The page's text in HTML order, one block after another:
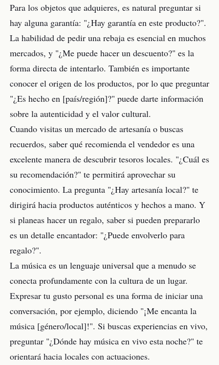
Para los objetos que adquieres, es natural preguntar si
hay alguna garantía: "¿Hay garantía en este producto?".
La habilidad de pedir una rebaja es esencial en muchos
mercados, y "¿Me puede hacer un descuento?" es la
forma directa de intentarlo. También es importante
conocer el origen de los productos, por lo que preguntar
"¿Es hecho en [país/región]?" puede darte información
sobre la autenticidad y el valor cultural.
Cuando visitas un mercado de artesanía o buscas
recuerdos, saber qué recomienda el vendedor es una
excelente manera de descubrir tesoros locales. "¿Cuál es
su recomendación?" te permitirá aprovechar su
conocimiento. La pregunta "¿Hay artesanía local?" te
dirigirá hacia productos auténticos y hechos a mano. Y
si planeas hacer un regalo, saber si pueden prepararlo
es un detalle encantador: "¿Puede envolverlo para
regalo?".
La música es un lenguaje universal que a menudo se
conecta profundamente con la cultura de un lugar.
Expresar tu gusto personal es una forma de iniciar una
conversación, por ejemplo, diciendo "¡Me encanta la
música [género/local]!". Si buscas experiencias en vivo,
preguntar "¿Dónde hay música en vivo esta noche?" te
orientará hacia locales con actuaciones.